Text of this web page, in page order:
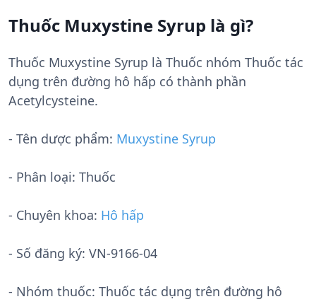
Thuốc Muxystine Syrup là gì?
Thuốc Muxystine Syrup là Thuốc nhóm Thuốc tác
dụng trên đường hô hấp có thành phần
Acetylcysteine.
- Tên dược phẩm: Muxystine Syrup
- Phân loại: Thuốc
- Chuyên khoa: Hô hấp
- Số đăng ký: VN-9166-04
- Nhóm thuốc: Thuốc tác dụng trên đường hô